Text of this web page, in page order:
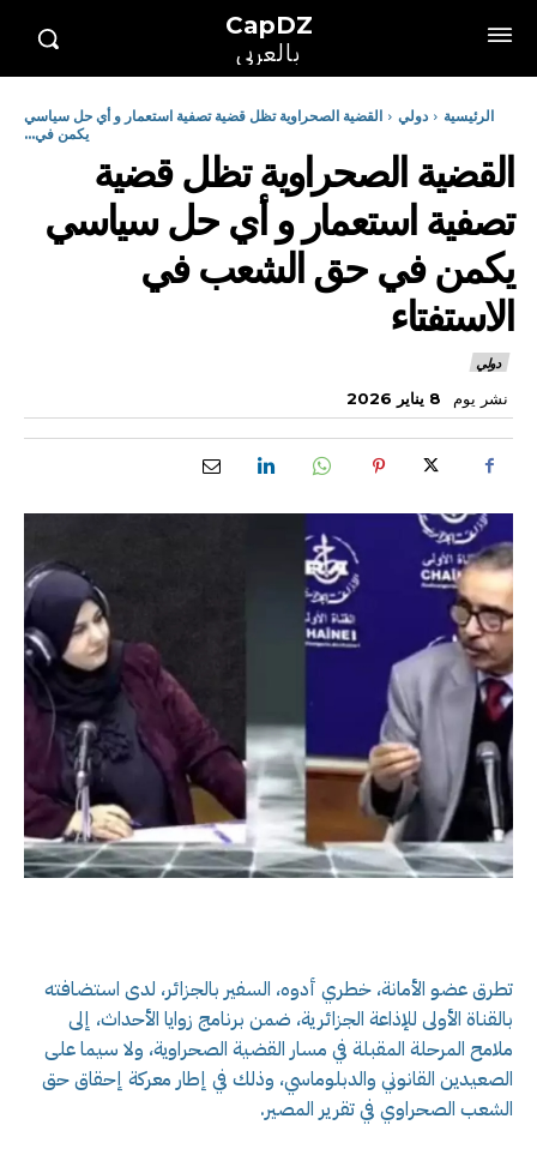
CapDZ
بالعربي
الرئيسية دولي
القضية الصحراوية تظل قضية تصفية استعمار و أي حل سياسي
يكمن في...
القضية الصحراوية تظل قضية
تصفية استعمار و أي حل سياسي
يكمن في حق الشعب في
الاستفتاء
دولي
نشر يوم 8 يناير 2026
تطرق عضو الأمانة، خطري أدوه، السفير بالجزائر، لدى استضافته
بالقناة الأولى للإذاعة الجزائرية، ضمن برنامج زوايا الأحداث، إلى
ملامح المرحلة المقبلة في مسار القضية الصحراوية، ولا سيما على
الصعيدين القانوني والدبلوماسي، وذلك في إطار معركة إحقاق حق
الشعب الصحراوي في تقرير المصير.